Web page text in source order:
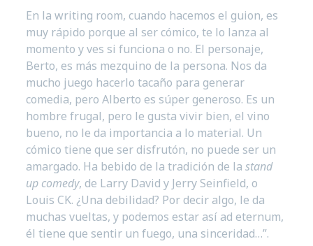
En la writing room, cuando hacemos el guion, es
muy rápido porque al ser cómico, te lo lanza al
momento y ves si funciona o no. El personaje,
Berto, es más mezquino de la persona. Nos da
mucho juego hacerlo tacaño para generar
comedia, pero Alberto es súper generoso. Es un
hombre frugal, pero le gusta vivir bien, el vino
bueno, no le da importancia a lo material. Un
cómico tiene que ser disfrutón, no puede ser un
amargado. Ha bebido de la tradición de lastand
up comedy, de Larry David y Jerry Seinfield, o
Louis CK. ¿Una debilidad? Por decir algo, le da
muchas vueltas, y podemos estar así ad eternum,
él tiene que sentir un fuego, una sinceridad…”.